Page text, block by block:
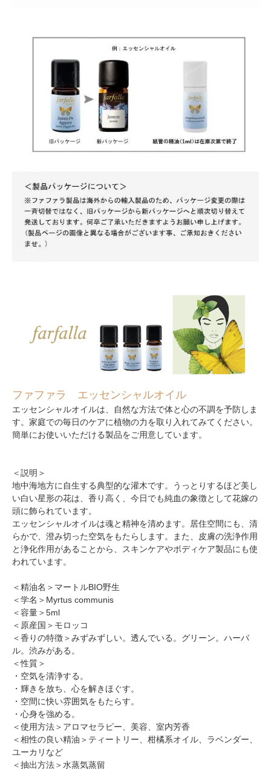
ファファラ エッセンシャルオイル
エッセンシャルオイルは、自然な方法で体と心の不調を予防しま
す。家庭での毎日のケアに植物の力を取り入れてみてください。
簡単にお使いいただける製品をご用意しています。
＜説明＞
地中海地方に自生する典型的な灌木です。うっとりするほど美し
い白い星形の花は、香り高く、今日でも純血の象徴として花嫁の
頭に飾られています。
エッセンシャルオイルは魂と精神を清めます。居住空間にも、清
らかで、澄み切った空気をもたらします。また、皮膚の洗浄作用
と浄化作用があることから、スキンケアやボディケア製品にも使
われています。
＜精油名＞マートルBIO野生
＜学名＞Myrtus communis
＜容量＞5ml
＜原産国＞モロッコ
＜香りの特徴＞みずみずしい。透んでいる。グリーン。ハーバ
ル。渋みがある。
＜性質＞
・空気を清浄する。
・輝きを放ち、心を解きほぐす。
・空間に快い雰囲気をもたらす。
・心身を強める。
＜使用方法＞アロマセラピー、美容、室内芳香
＜相性の良い精油＞ティートリー、柑橘系オイル、ラベンダー、
ユーカリなど
＜抽出方法＞水蒸気蒸留